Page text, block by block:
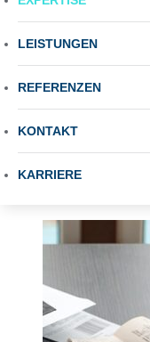
LEISTUNGEN
REFERENZEN
KONTAKT
KARRIERE
Expertise